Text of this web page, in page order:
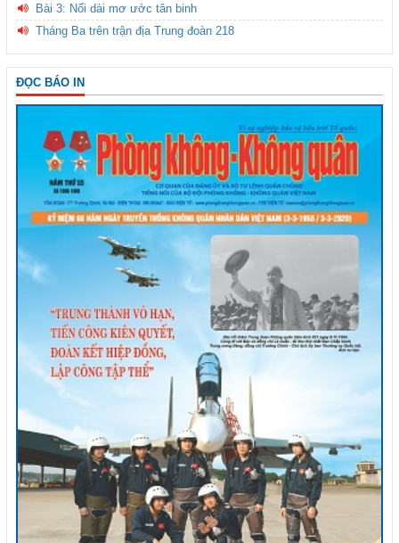
Bài 3: Nối dài mơ ước tân binh
Tháng Ba trên trận địa Trung đoàn 218
ĐỌC BÁO IN